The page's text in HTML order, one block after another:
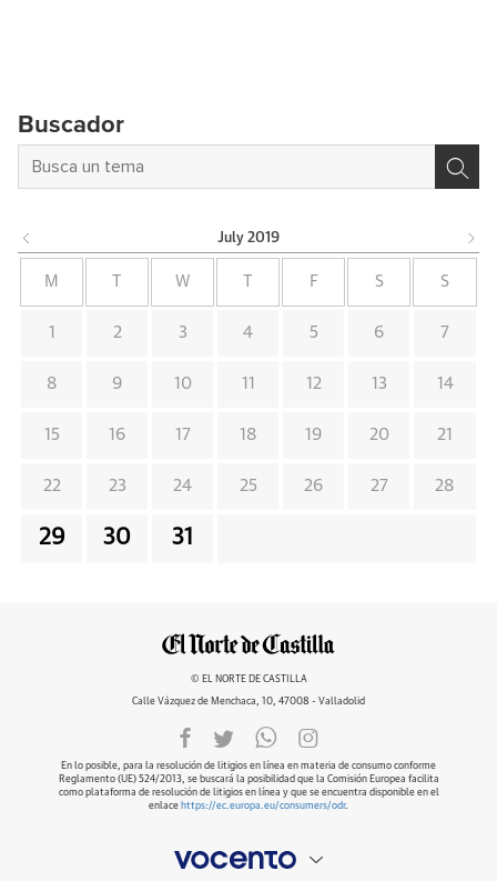
Buscador
July 2019
M W F S S
1 2 3 4 5 6 7
8 9 10 11 12 13 14
15 16 17 18 19 20 21
22 23 24 25 26 27 28
29 30 31
© EL NORTE DE CASTILLA
Calle Vázquez de Menchaca, 10, 47008 - Valladolid
En lo posible, para la resolución de litigios en línea en materia de consumo conforme
Reglamento (UE) 524/2013, se buscará la posibilidad que la Comisión Europea facilita
como plataforma de resolución de litigios en línea y que se encuentra disponible en el
enlace https://ec.europa.eu/consumers/odr.